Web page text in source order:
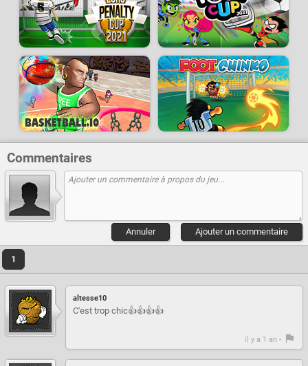
Commentaires
Ajouter un commentaire
Annuler
1
altesse10
C'est trop chic👍👍👍👍
il y a 1 an -